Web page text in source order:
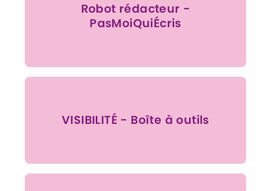
Robot rédacteur -
PasMoiQuiÉcris
VISIBILITÉ - Boîte à outils